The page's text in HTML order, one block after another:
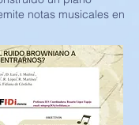
notas musicales en